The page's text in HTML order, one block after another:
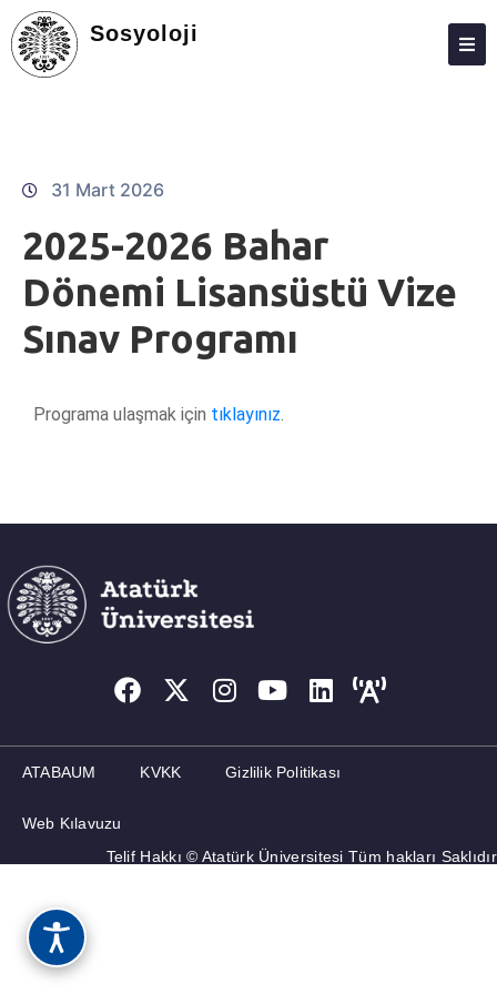
Sosyoloji
LISANS
LISANSÜSTÜ
ARAŞTIRMA
VECHE
İLETIŞIM
31 Mart 2026
2025-2026 Bahar
Dönemi Lisansüstü Vize
Sınav Programı
Programa ulaşmak için tıklayınız.
ATABAUM KVKK Gizlilik Politikası
Web Kılavuzu
Telif Hakkı © Atatürk Üniversitesi Tüm hakları Saklıdır